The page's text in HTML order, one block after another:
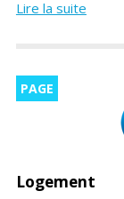
Lire la suite
PAGE
Logement